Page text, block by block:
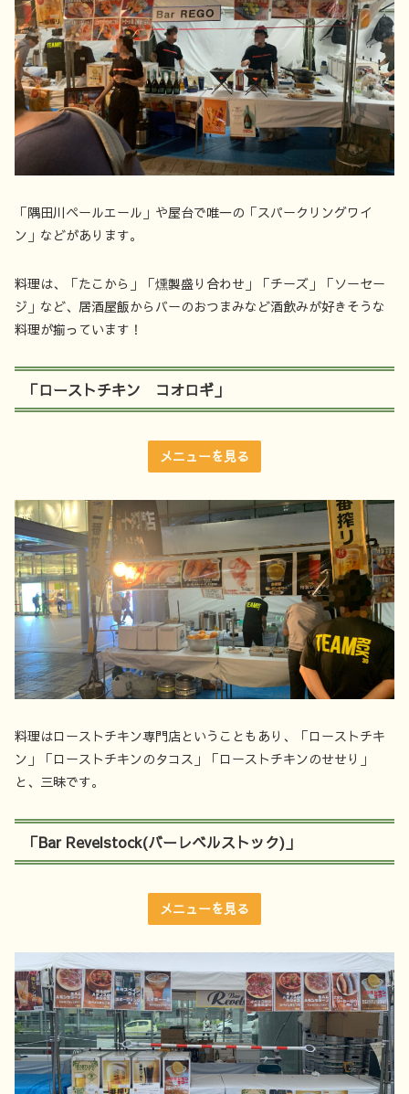
「隅田川ペールエール」や屋台で唯一の「スパークリングワイ
ン」などがあります。
料理は、「たこから」「燻製盛り合わせ」「チーズ」「ソーセー
ジ」など、居酒屋飯からバーのおつまみなど酒飲みが好きそうな
料理が揃っています！
「ローストチキン コオロギ」
メニューを見る
料理はローストチキン専門店ということもあり、「ローストチキ
ン」「ローストチキンのタコス」「ローストチキンのせせり」
と、三昧です。
「Bar Revelstock(バーレベルストック)」
メニューを見る